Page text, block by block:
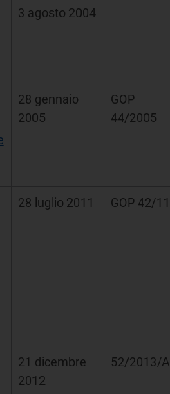
3 agosto 2004
28 gennaio
2005
GOP
44/2005
28 luglio 2011 GOP 42/11
21 dicembre
2012
52/2013/A